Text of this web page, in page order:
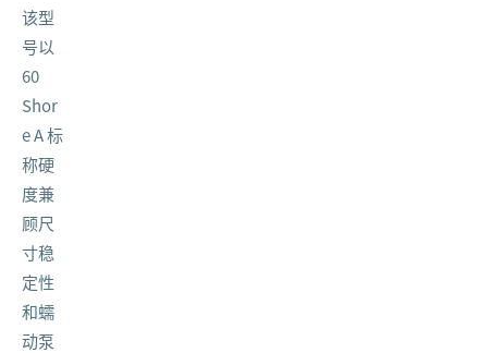
该型
号以
60
Shor
e A 标
称硬
度兼
顾尺
寸稳
定性
和蠕
动泵